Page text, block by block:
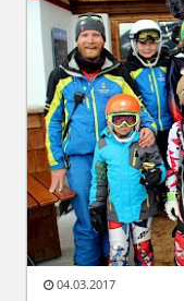
04.03.2017